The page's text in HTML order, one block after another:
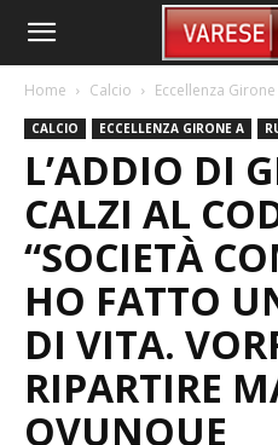
Home Calcio Eccellenza
CALCIO ECCELLENZA GIRONE A
L’ADDIO DI
CALZI AL
“SOCIETÀ
HO FATTO
DI VITA.
RIPARTIRE
OVUNQUE